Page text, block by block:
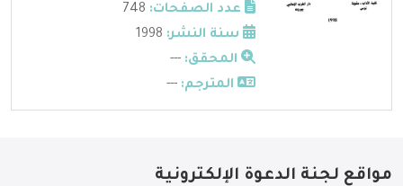
عدد الصفحات:
سنة النشر:
المحقق: ---
المترجم: ---
مواقع لجنة الدعوة الإلكترونية